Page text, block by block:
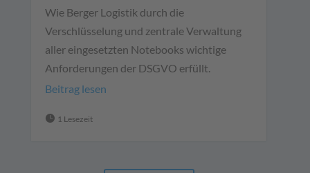
Wie Berger Logistik durch die
Verschlüsselung und zentrale Verwaltung
aller eingesetzten Notebooks wichtige
Anforderungen der DSGVO erfüllt.
Beitrag lesen
 1 Lesezeit